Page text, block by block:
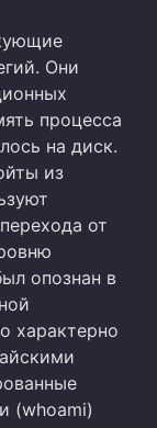
Они
процесса
на диск.
из
от
опознан в
характерно
(whoami)